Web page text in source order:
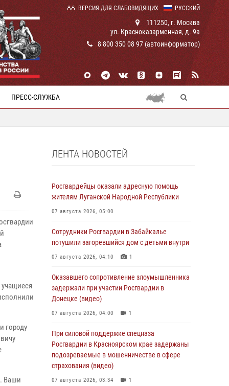
РУССКИЙ
ВЕРСИЯ ДЛЯ СЛАБОВИДЯЩИХ
111250, г. Москва
ул. Красноказарменная, д. 9а
8 800 350 08 97 (автоинформатор)
ПРЕСС-СЛУЖБА
городу
Ваши
ЛЕНТА НОВОСТЕЙ
Росгвардейцы оказали адресную помощь
жителям Луганской Народной Республики
07 августа 2026, 05:00
Сотрудники Росгвардии в Забайкалье
потушили загоревшийся дом с детьми внутри
07 августа 2026, 04:10 1
Оказавшего сопротивление злоумышленника
задержали при участии Росгвардии в
Донецке (видео)
07 августа 2026, 04:00 1
При силовой поддержке спецназа
Росгвардии в Красноярском крае задержаны
подозреваемые в мошенничестве в сфере
страхования (видео)
07 августа 2026, 03:34 1